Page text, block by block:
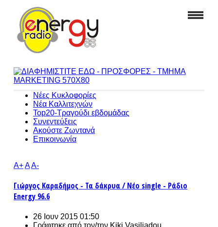
Νέες Κυκλοφορίες
Νέα Καλλιτεχνών
Top20-Τραγούδι εβδομάδας
Συνεντεύξεις
Ακούστε Ζωντανά
Επικοινωνία
A+AA-
Γιώργος Καραδήμος - Τα δάκρυα / Νέο single - Ράδιο
Energy 96.6
26 Ιουν 2015 01:50
Γράφτηκε από τον/την Kiki Vasiliadou